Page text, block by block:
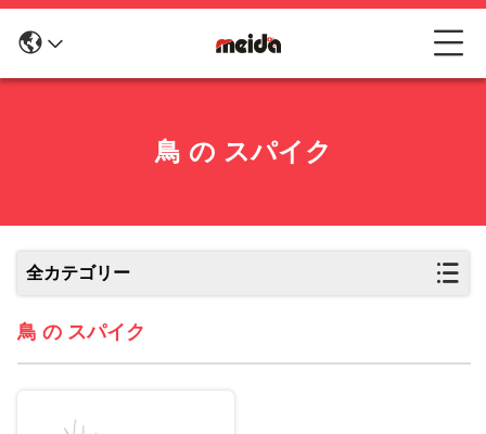
鳥 の スパイク
全カテゴリー
鳥 の スパイク